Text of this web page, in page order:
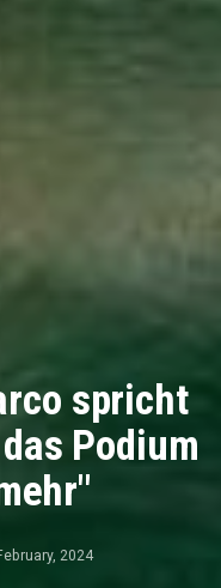
spricht
Podium
2024